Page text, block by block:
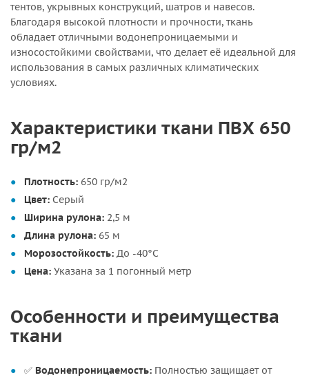
тентов, укрывных конструкций, шатров и навесов.
Благодаря высокой плотности и прочности, ткань
обладает отличными водонепроницаемыми и
износостойкими свойствами, что делает её идеальной для
использования в самых различных климатических
условиях.
Характеристики ткани ПВХ 650
гр/м2
Плотность: 650 гр/м2
Цвет: Серый
Ширина рулона: 2,5 м
Длина рулона: 65 м
Морозостойкость: До -40°C
Цена: Указана за 1 погонный метр
Особенности и преимущества
ткани
✅ Водонепроницаемость: Полностью защищает от